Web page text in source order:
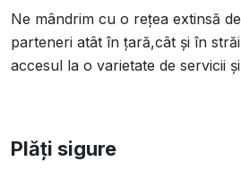
Ne mândrim cu o rețea extinsă
parteneri atât în țară,cât și în
accesul la o varietate de servicii
Plăți sigure